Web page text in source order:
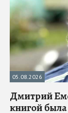
05.08.2026
Дмитрий
книгой